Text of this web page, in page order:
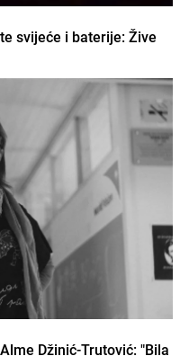
svijeće i baterije: Žive
Džinić-Trutović: "Bila